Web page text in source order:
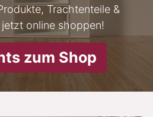
Trachtenteile &
online shoppen!
zum Shop